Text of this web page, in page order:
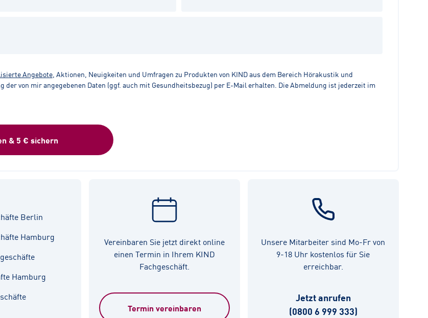
Angebote, Aktionen, Neuigkeiten und Umfragen zu Produkten von KIND aus dem Bereich Hörakustik und
der von mir angegebenen Daten (ggf. auch mit Gesundheitsbezug) per E-Mail erhalten. Die Abmeldung ist jederzeit im
& 5 € sichern
Berlin
Hamburg
Hamburg
Vereinbaren Sie jetzt direkt online
einen Termin in Ihrem KIND
Fachgeschäft.
Termin vereinbaren
Unsere Mitarbeiter sind Mo-Fr von
9-18 Uhr kostenlos für Sie
erreichbar.
Jetzt anrufen
(0800 6 999 333)